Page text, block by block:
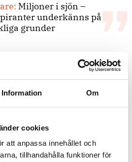
Information Om
cookies
att anpassa innehållet och
tillhandahålla funktioner för
Miljoner i sjön –
underkänns på
grunder
Snart 20 år i tjänst
till”